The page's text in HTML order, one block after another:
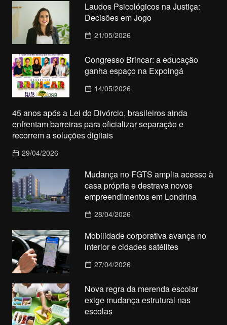
Laudos Psicológicos na Justiça:
Decisões em Jogo
21/05/2026
Congresso Brincar: a educação
ganha espaço na Expoingá
14/05/2026
45 anos após a Lei do Divórcio, brasileiros ainda
enfrentam barreiras para oficializar separação e
recorrem a soluções digitais
29/04/2026
Mudança no FGTS amplia acesso à
casa própria e destrava novos
empreendimentos em Londrina
28/04/2026
Mobilidade corporativa avança no
interior e cidades satélites
27/04/2026
Nova regra da merenda escolar
exige mudança estrutural nas
escolas